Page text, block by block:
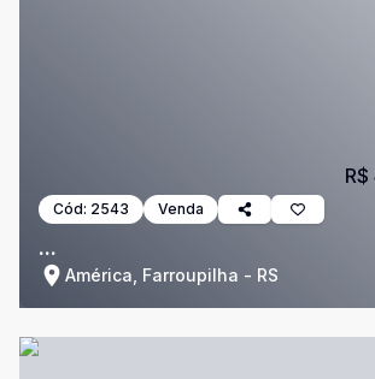
Cód: 2543 Venda
...
América, Farroupilha - RS